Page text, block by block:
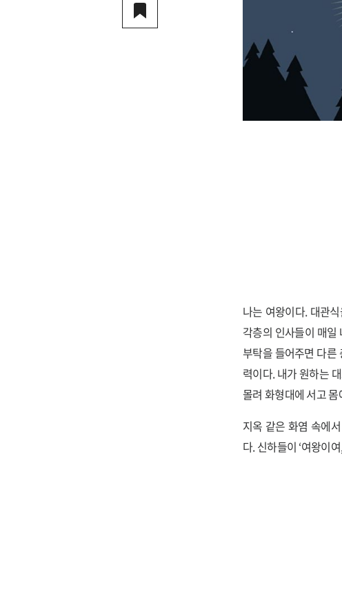
나는 여왕이다. 대관
각층의 인사들이 매
부탁을 들어주면 다른
력이다. 내가 원하는
몰려 화형대에 서고
지옥 같은 화염 속에
다. 신하들이 ‘여왕이